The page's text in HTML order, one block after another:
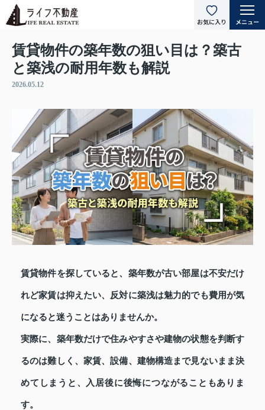
賃貸物件の築年数の狙い目は？築古
と築浅の耐用年数も解説
2026.05.12
賃貸物件を探していると、築年数が古い部屋は不安だけ
れど家賃は抑えたい、反対に築浅は魅力的でも費用が気
になると迷うことはありませんか。
実際に、築年数だけで住みやすさや建物の状態を判断す
るのは難しく、家賃、設備、建物構造まで見ないまま決
めてしまうと、入居後に後悔につながることもありま
す。